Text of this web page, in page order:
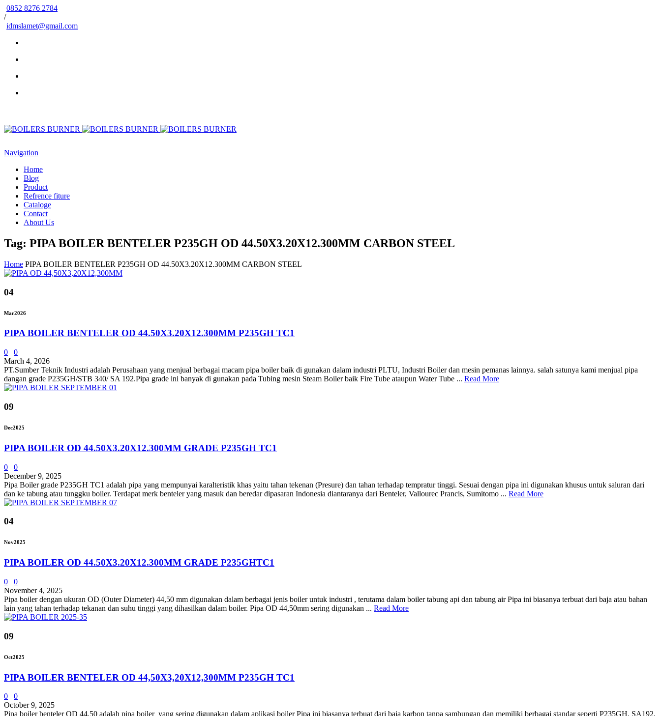
0852 8276 2784
/
idmslamet@gmail.com
Navigation
Home
Blog
Product
Refrence fiture
Cataloge
Contact
About Us
Tag: PIPA BOILER BENTELER P235GH OD 44.50X3.20X12.300MM CARBON STEEL
Home PIPA BOILER BENTELER P235GH OD 44.50X3.20X12.300MM CARBON STEEL
04
Mar2026
PIPA BOILER BENTELER OD 44.50X3.20X12.300MM P235GH TC1
0
0
March 4, 2026
PT.Sumber Teknik Industri adalah Perusahaan yang menjual berbagai macam pipa boiler baik di gunakan dalam industri PLTU, Industri Boiler dan mesin pemanas lainnya. salah satunya kami menjual pipa
dangan grade P235GH/STB 340/ SA 192.Pipa grade ini banyak di gunakan pada Tubing mesin Steam Boiler baik Fire Tube ataupun Water Tube ... Read More
09
Dec2025
PIPA BOILER OD 44.50X3.20X12.300MM GRADE P235GH TC1
0
0
December 9, 2025
Pipa Boiler grade P235GH TC1 adalah pipa yang mempunyai karalteristik khas yaitu tahan tekenan (Presure) dan tahan terhadap tempratur tinggi. Sesuai dengan pipa ini digunakan khusus untuk saluran dari
dan ke tabung atau tunggku boiler. Terdapat merk benteler yang masuk dan beredar dipasaran Indonesia diantaranya dari Benteler, Vallourec Prancis, Sumitomo ... Read More
04
Nov2025
PIPA BOILER OD 44.50X3.20X12.300MM GRADE P235GHTC1
0
0
November 4, 2025
Pipa boiler dengan ukuran OD (Outer Diameter) 44,50 mm digunakan dalam berbagai jenis boiler untuk industri , terutama dalam boiler tabung api dan tabung air Pipa ini biasanya terbuat dari baja atau bahan
lain yang tahan terhadap tekanan dan suhu tinggi yang dihasilkan dalam boiler. Pipa OD 44,50mm sering digunakan ... Read More
09
Oct2025
PIPA BOILER BENTELER OD 44,50X3,20X12,300MM P235GH TC1
0
0
October 9, 2025
Pipa boiler benteler OD 44,50 adalah pipa boiler yang sering digunakan dalam aplikasi boiler Pipa ini biasanya terbuat dari baja karbon tanpa sambungan dan memiliki berbagai standar seperti P235GH, SA192,